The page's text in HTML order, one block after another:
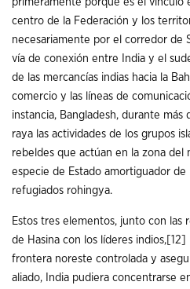
centro de la Federación y los
necesariamente por el corredor de
vía de conexión entre India y el
de las mercancías indias hacia la
comercio y las líneas de
instancia, Bangladesh, durante más
raya las actividades de los grupos
rebeldes que actúan en la zona del
especie de Estado amortiguador de
refugiados rohingya.
Estos tres elementos, junto con las
de Hasina con los líderes indios, [12]
frontera noreste controlada y
aliado, India pudiera concentrarse